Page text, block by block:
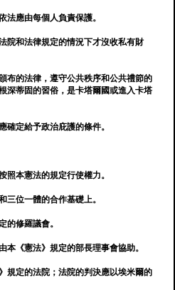
法應由每個人負責保護。
院和法律規定的情況下才沒收私有財
布的法律，遵守公共秩序和公共禮節的
深蒂固的習俗，是卡塔爾國或進入卡塔
確定給予政治庇護的條件。
照本憲法的規定行使權力。
三位一體的合作基礎上。
的修羅議會。
本《憲法》規定的部長理事會協助。
規定的法院；法院的判決應以埃米爾的